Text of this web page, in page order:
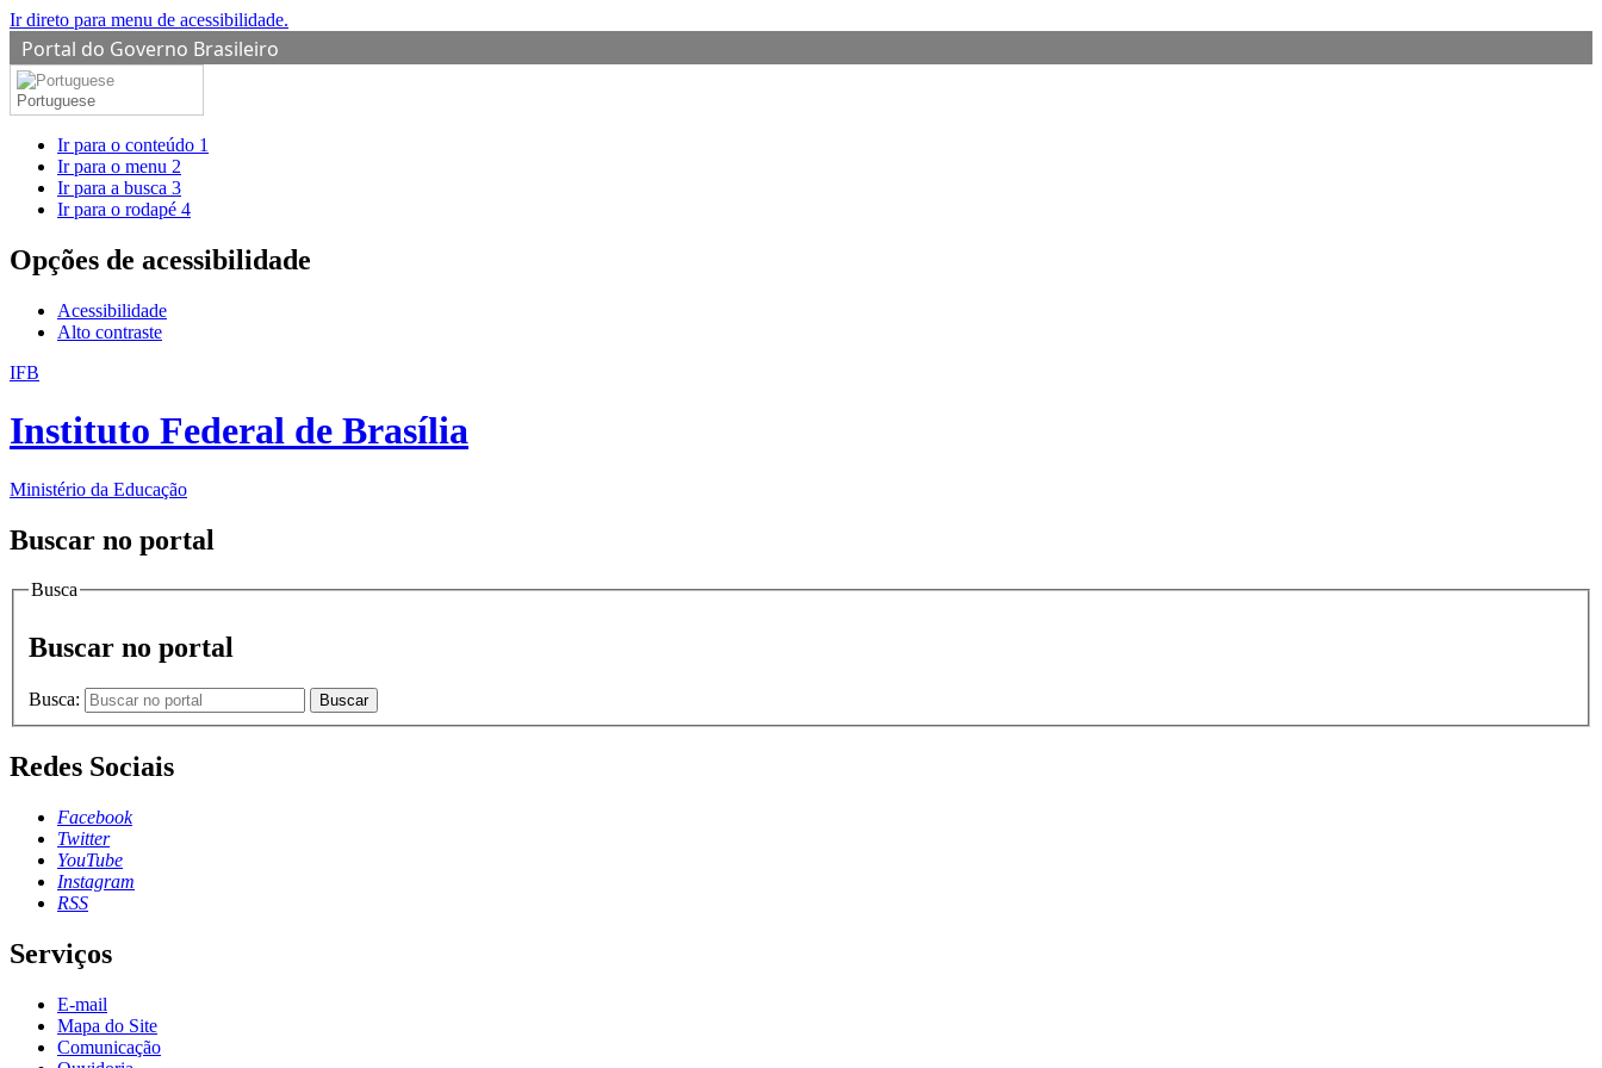
Ir direto para menu de acessibilidade.
Portal do Governo Brasileiro
Portuguese
Ir para o conteúdo 1
Ir para o menu 2
Ir para a busca 3
Ir para o rodapé 4
Opções de acessibilidade
Acessibilidade
Alto contraste
IFB
Instituto Federal de Brasília
Ministério da Educação
Buscar no portal
Busca
Buscar no portal
Busca: Buscar
Redes Sociais
Facebook
Twitter
YouTube
Instagram
RSS
Serviços
E-mail
Mapa do Site
Comunicação